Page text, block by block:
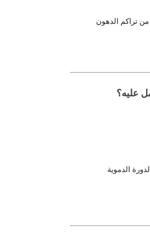
تراكم الدهون
عليه؟
الدموية